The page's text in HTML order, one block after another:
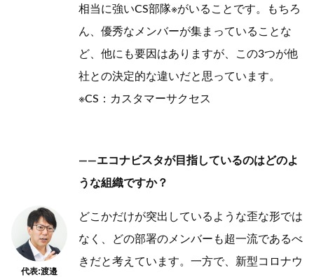
相当に強いCS部隊※がいることです。もちろ
ん、優秀なメンバーが集まっていることな
ど、他にも要因はありますが、この3つが他
社との決定的な違いだと思っています。
※CS：カスタマーサクセス
——エコナビスタが目指しているのはどのよ
うな組織ですか？
代表:渡邉
どこかだけが突出しているような歪な形では
なく、どの部署のメンバーも超一流であるべ
きだと考えています。一方で、新型コロナウ